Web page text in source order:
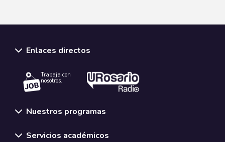
Enlaces directos
Trabaja con
nosotros.
Nuestros programas
Servicios académicos